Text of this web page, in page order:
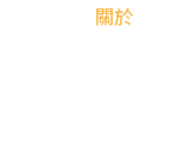
關於